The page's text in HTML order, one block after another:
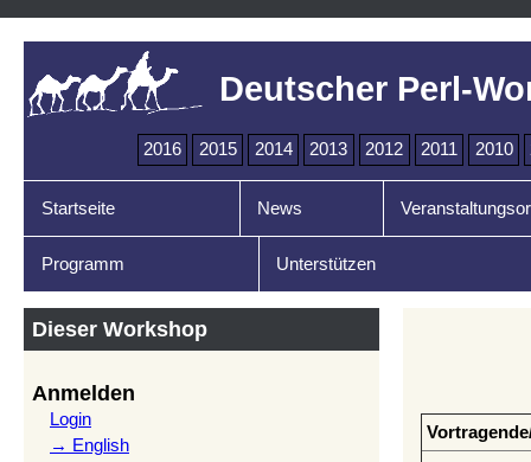
Deutscher Perl-
2016 2015 2014 2013 2012 2011 2010
Startseite News
Programm Unterstützen
Dieser Workshop
Anmelden
Login
→ English